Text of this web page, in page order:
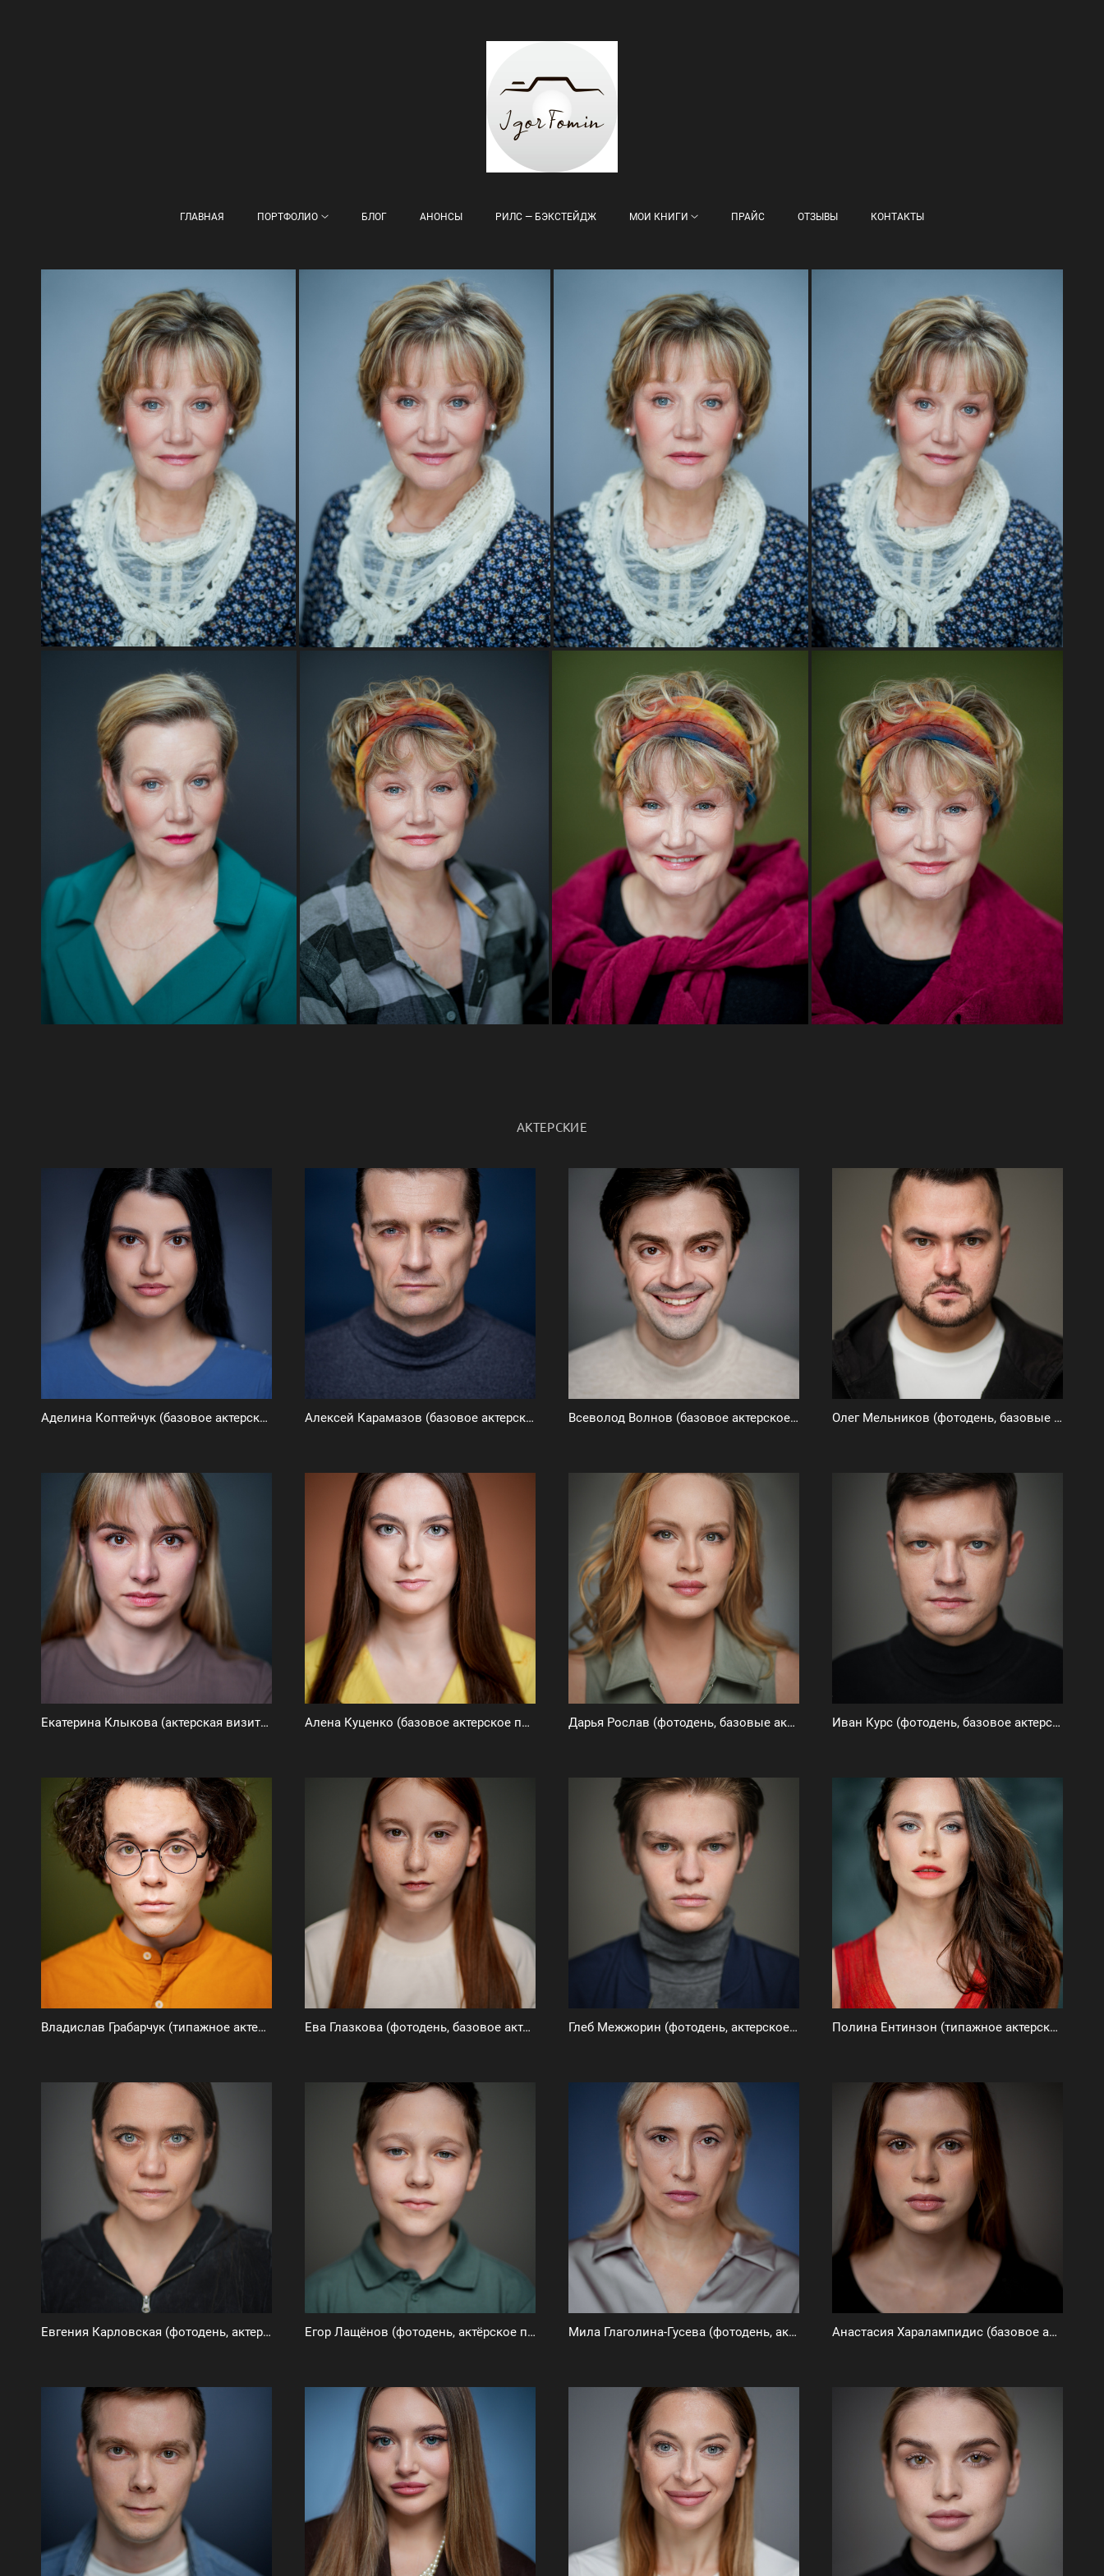
ГЛАВНАЯ ПОРТФОЛИО БЛОГ АНОНСЫ РИЛС — БЭКСТЕЙДЖ МОИ КНИГИ ПРАЙС ОТЗЫВЫ КОНТАКТЫ
АКТЕРСКИЕ
Аделина Коптейчук (базовое актерское портфолио) Алексей Карамазов (базовое актерское портфолио) Всеволод Волнов (базовое актерское портфолио) Олег Мельников (фотодень, базовые актерские фото)
Екатерина Клыкова (актерская визитка) Алена Куценко (базовое актерское портфолио) Дарья Рослав (фотодень, базовые актерские фото) Иван Курс (фотодень, базовое актерское портфолио)
Владислав Грабарчук (типажное актерское портфолио) Ева Глазкова (фотодень, базовое актерское портфолио) Глеб Межжорин (фотодень, актерское портфолио) Полина Ентинзон (типажное актерское портфолио)
Евгения Карловская (фотодень, актерское портфолио) Егор Лащёнов (фотодень, актёрское портфолио) Мила Глаголина-Гусева (фотодень, актёрское портфолио) Анастасия Харалампидис (базовое актерское портфолио)